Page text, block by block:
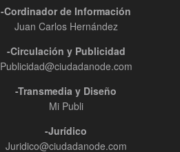
-Cordinador de Información
Juan Carlos Hernández
-Circulación y Publicidad
Publicidad@ciudadanode.com
-Transmedia y Diseño
Mi Publi
-Jurídico
Juridico@ciudadanode.com